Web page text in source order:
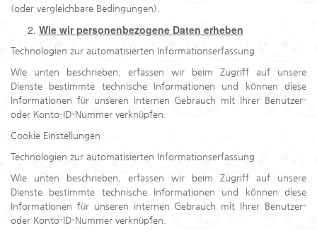
(oder vergleichbare Bedingungen).
Wie wir personenbezogene Daten erheben
Technologien zur automatisierten Informationserfassung
Wie unten beschrieben, erfassen wir beim Zugriff auf unsere
Dienste bestimmte technische Informationen und können diese
Informationen für unseren internen Gebrauch mit Ihrer Benutzer-
oder Konto-ID-Nummer verknüpfen.
Cookie Einstellungen
Technologien zur automatisierten Informationserfassung
Wie unten beschrieben, erfassen wir beim Zugriff auf unsere
Dienste bestimmte technische Informationen und können diese
Informationen für unseren internen Gebrauch mit Ihrer Benutzer-
oder Konto-ID-Nummer verknüpfen.